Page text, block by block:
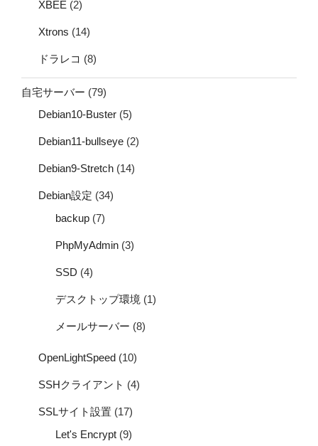
XBEE (2)
Xtrons (14)
ドラレコ (8)
自宅サーバー (79)
Debian10-Buster (5)
Debian11-bullseye (2)
Debian9-Stretch (14)
Debian設定 (34)
backup (7)
PhpMyAdmin (3)
SSD (4)
デスクトップ環境 (1)
メールサーバー (8)
OpenLightSpeed (10)
SSHクライアント (4)
SSLサイト設置 (17)
Let's Encrypt (9)